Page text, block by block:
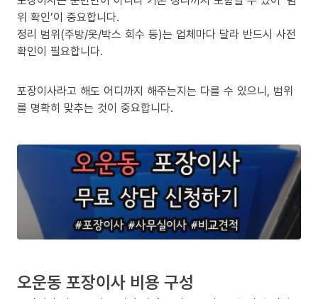
위 확인’이 중요합니다.
정리 범위(주방/옷/박스 회수 등)는 업체마다 달라 반드시 사전
확인이 필요합니다.
포장이사라고 해도 어디까지 해주는지는 다를 수 있으니, 범위
를 명확히 맞추는 것이 중요합니다.
오운동 포장이사 비용 구성